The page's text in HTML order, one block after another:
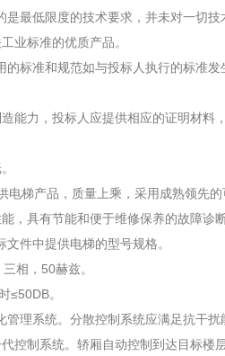
是最低限度的技术要求，并未对一切
业标准的优质产品。
标准和规范如与投标人执行的标准发
能力，投标人应提供相应的证明材料
电梯产品，质量上乘，采用成熟领先
，具有节能和便于维修保养的故障诊断
件中提供电梯的型号规格。
相，50赫兹。
≤50DB。
理系统。分散控制系统应满足抗干扰
控制系统。轿厢自动控制到达目标楼